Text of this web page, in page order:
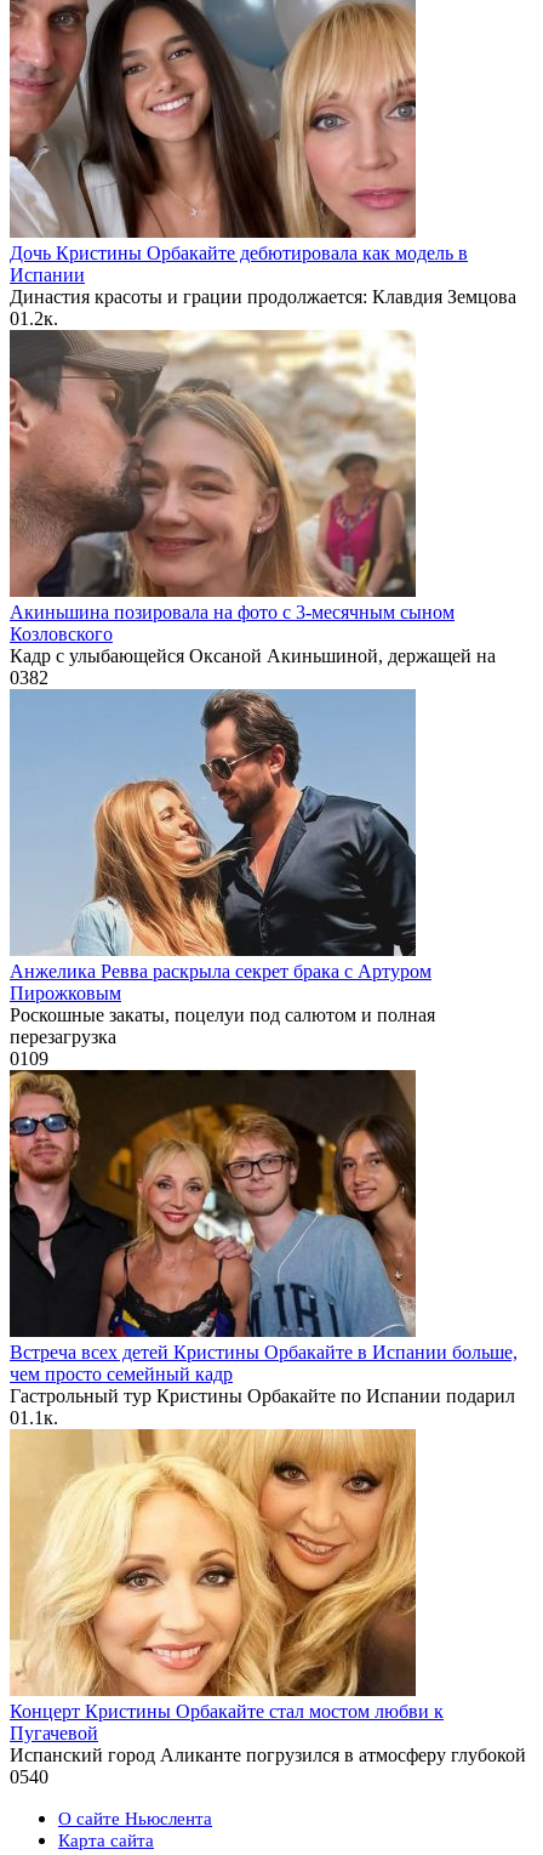
Дочь Кристины Орбакайте дебютировала как модель в
Испании
Династия красоты и грации продолжается: Клавдия Земцова
01.2к.
Акиньшина позировала на фото с 3-месячным сыном
Козловского
Кадр с улыбающейся Оксаной Акиньшиной, держащей на
0382
Анжелика Ревва раскрыла секрет брака с Артуром
Пирожковым
Роскошные закаты, поцелуи под салютом и полная
перезагрузка
0109
Встреча всех детей Кристины Орбакайте в Испании больше,
чем просто семейный кадр
Гастрольный тур Кристины Орбакайте по Испании подарил
01.1к.
Концерт Кристины Орбакайте стал мостом любви к
Пугачевой
Испанский город Аликанте погрузился в атмосферу глубокой
0540
О сайте Ньюслента
Карта сайта